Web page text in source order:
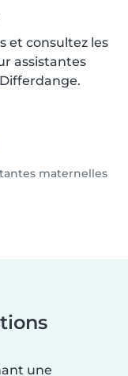
et consultez les
assistantes
maternelles
une